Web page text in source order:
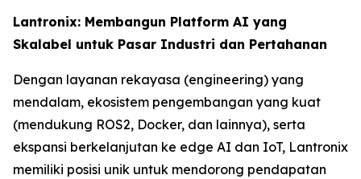
Lantronix: Membangun Platform AI yang
Skalabel untuk Pasar Industri dan Pertahanan
Dengan layanan rekayasa (engineering) yang
mendalam, ekosistem pengembangan yang kuat
(mendukung ROS2, Docker, dan lainnya), serta
ekspansi berkelanjutan ke edge AI dan IoT, Lantronix
memiliki posisi unik untuk mendorong pendapatan